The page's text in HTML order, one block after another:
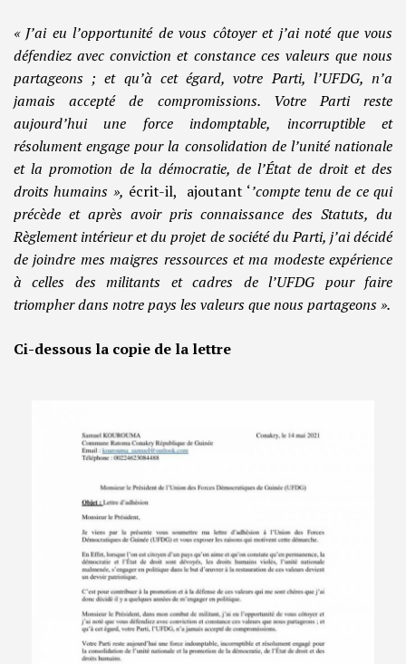
« J’ai eu l’opportunité de vous côtoyer et j’ai noté que vous
défendiez avec conviction et constance ces valeurs que nous
partageons ; et qu’à cet égard, votre Parti, l’UFDG, n’a
jamais accepté de compromissions. Votre Parti reste
aujourd’hui une force indomptable, incorruptible et
résolument engage pour la consolidation de l’unité nationale
et la promotion de la démocratie, de l’État de droit et des
droits humains », écrit-il, ajoutant ‘’compte tenu de ce qui
précède et après avoir pris connaissance des Statuts, du
Règlement intérieur et du projet de société du Parti, j’ai décidé
de joindre mes maigres ressources et ma modeste expérience
à celles des militants et cadres de l’UFDG pour faire
triompher dans notre pays les valeurs que nous partageons ».
Ci-dessous la copie de la lettre